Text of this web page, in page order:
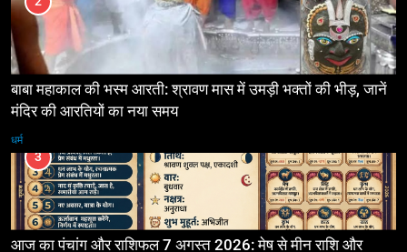
बाबा महाकाल की भस्म आरती: श्रावण मास में उमड़ी भक्तों की भीड़, जानें
मंदिर की आरतियों का नया समय
धर्म
3
आज का पंचांग और राशिफल 7 अगस्त 2026: मेष से मीन राशि और